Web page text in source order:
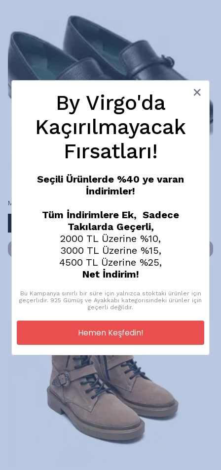
Maren Loafer Ayakkabı
₺ 2,925.00
SEPETE EKLE
By Virgo'da
Kaçırılmayacak
Fırsatları!
Seçili Ürünlerde %40 ye varan
İndirimler!
Tüm İndirimlere Ek, Sadece
Takılarda Geçerli,
2000 TL Üzerine %10,
3000 TL Üzerine %15,
4500 TL Üzerine %25,
Net İndirim!
Bu Kampanya sınırlı bir süre için yalnızca stoktaki ürünler için
geçerlidir. 925 Gümüş ve Ayakkabı kategorisindeki ürünler için
geçerli değildir.
Hemen Keşfedin!